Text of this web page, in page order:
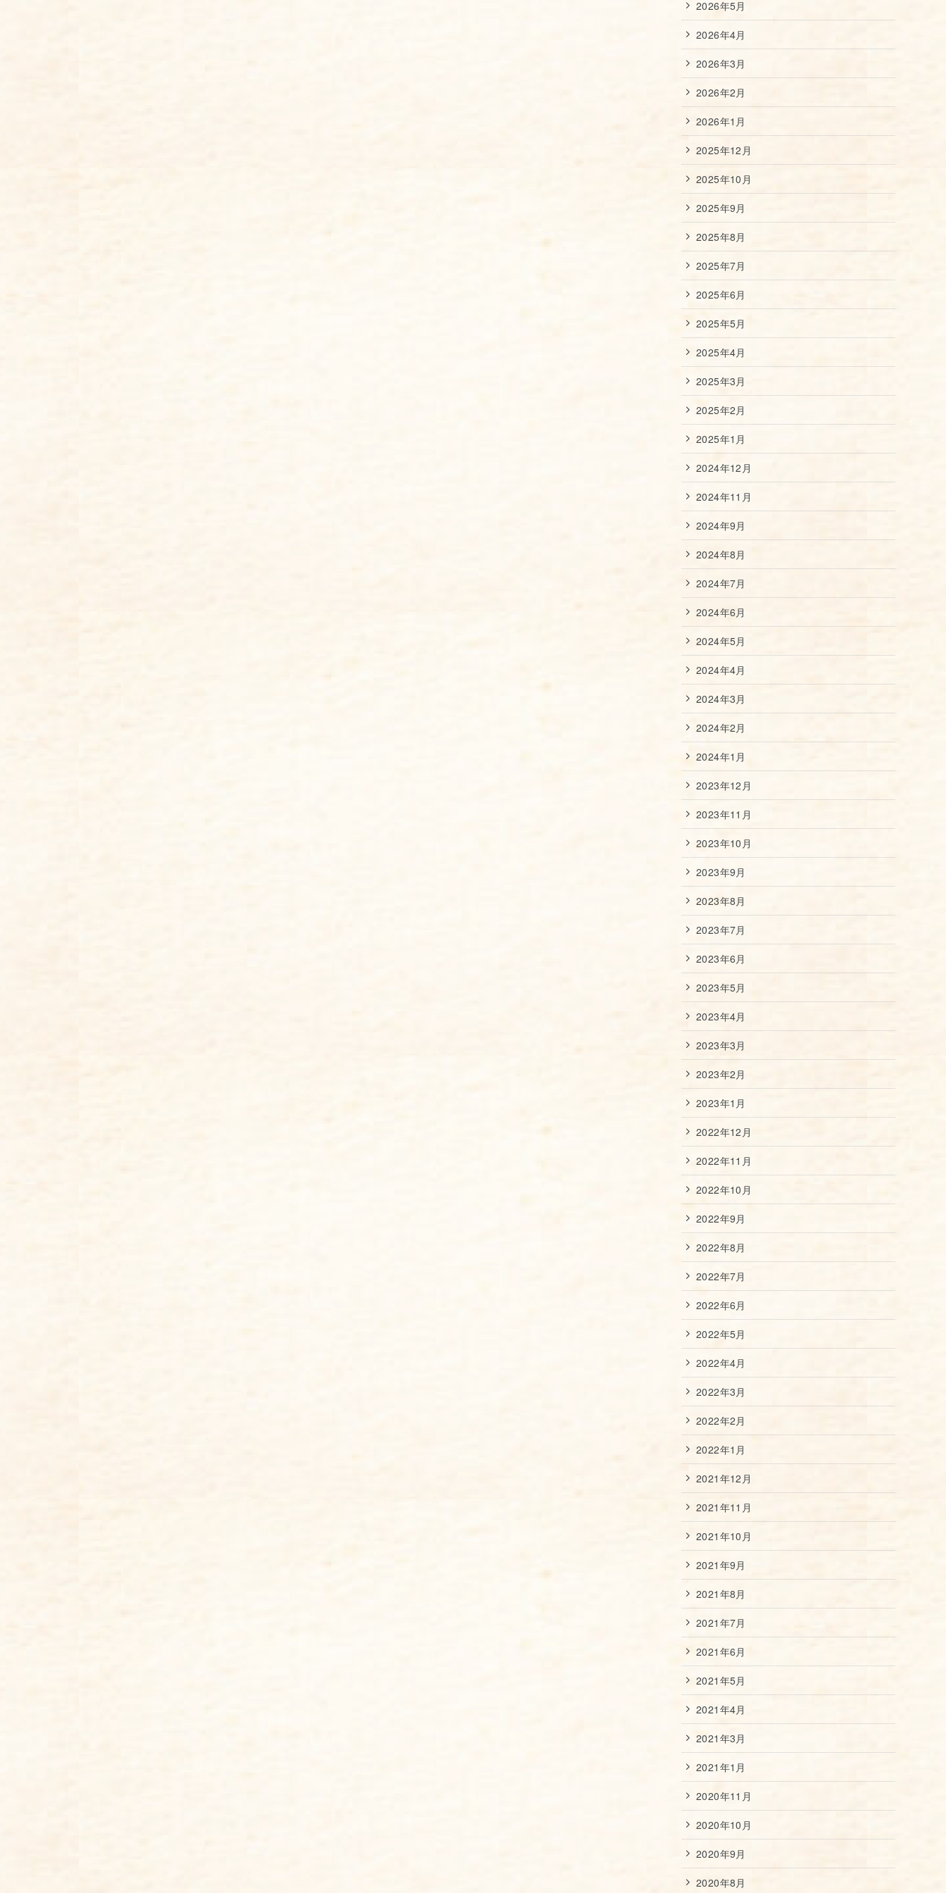
2026年5月
2026年4月
2026年3月
2026年2月
2026年1月
2025年12月
2025年10月
2025年9月
2025年8月
2025年7月
2025年6月
2025年5月
2025年4月
2025年3月
2025年2月
2025年1月
2024年12月
2024年11月
2024年9月
2024年8月
2024年7月
2024年6月
2024年5月
2024年4月
2024年3月
2024年2月
2024年1月
2023年12月
2023年11月
2023年10月
2023年9月
2023年8月
2023年7月
2023年6月
2023年5月
2023年4月
2023年3月
2023年2月
2023年1月
2022年12月
2022年11月
2022年10月
2022年9月
2022年8月
2022年7月
2022年6月
2022年5月
2022年4月
2022年3月
2022年2月
2022年1月
2021年12月
2021年11月
2021年10月
2021年9月
2021年8月
2021年7月
2021年6月
2021年5月
2021年4月
2021年3月
2021年1月
2020年11月
2020年10月
2020年9月
2020年8月